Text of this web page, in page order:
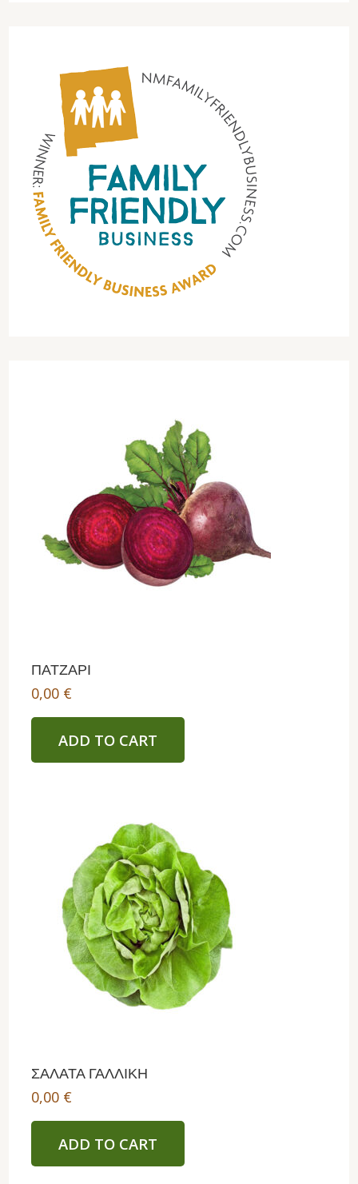
ΠΑΤΖΑΡΙ
0,00 €
ADD TO CART
ΣΑΛΑΤΑ ΓΑΛΛΙΚΗ
0,00 €
ADD TO CART